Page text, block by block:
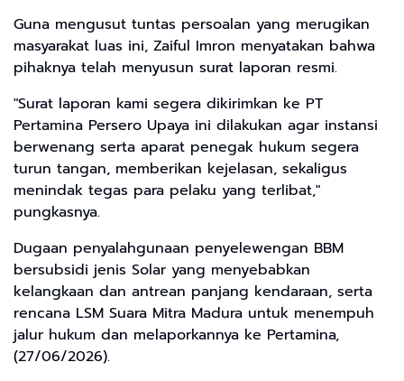
Guna mengusut tuntas persoalan yang merugikan
masyarakat luas ini, Zaiful Imron menyatakan bahwa
pihaknya telah menyusun surat laporan resmi.
"Surat laporan kami segera dikirimkan ke PT
Pertamina Persero Upaya ini dilakukan agar instansi
berwenang serta aparat penegak hukum segera
turun tangan, memberikan kejelasan, sekaligus
menindak tegas para pelaku yang terlibat,"
pungkasnya.
Dugaan penyalahgunaan penyelewengan BBM
bersubsidi jenis Solar yang menyebabkan
kelangkaan dan antrean panjang kendaraan, serta
rencana LSM Suara Mitra Madura untuk menempuh
jalur hukum dan melaporkannya ke Pertamina,
(27/06/2026).